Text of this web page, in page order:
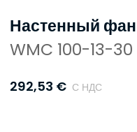
Настенный
WMC 100-13-30
292,53 € С НДС